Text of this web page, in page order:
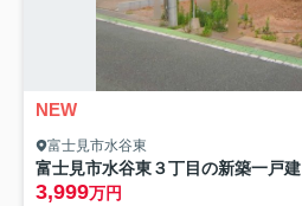
NEW
富士見市水谷東
富士見市水谷東３丁目の新築一戸建
3,999万円